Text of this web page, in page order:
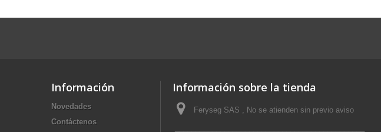
Información
Novedades
Contáctenos
Información sobre la tienda
Feryseg SAS , No se atienden sin previo aviso